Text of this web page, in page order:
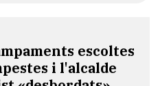
escoltes
i l'alcalde